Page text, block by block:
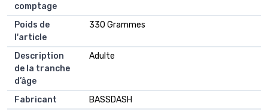
comptage
Poids de
l'article
330 Grammes
Description
de la tranche
d’âge
Adulte
Fabricant
BASSDASH